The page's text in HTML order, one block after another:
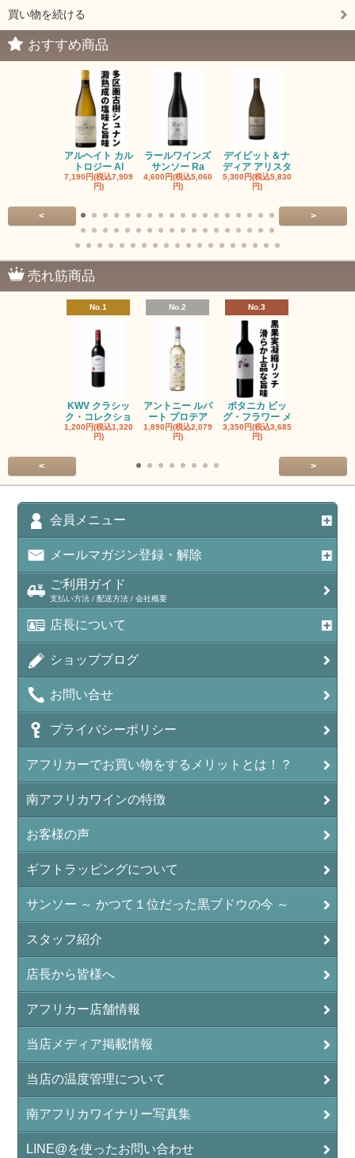
買い物を続ける
おすすめ商品
アルヘイト カル
トロジー Al
7,190円(税込7,909
円)
ラールワインズ
サンソー Ra
4,600円(税込5,060
円)
デイビット＆ナ
ディア アリスタ
5,300円(税込5,830
円)
< >
売れ筋商品
No.1
KWV クラシッ
ク・コレクショ
1,200円(税込1,320
円)
No.2
アントニー ルパ
ート プロテア
1,890円(税込2,079
円)
No.3
ボタニカ ビッ
グ・フラワー メ
3,350円(税込3,685
円)
< >
会員メニュー
メールマガジン登録・解除
ご利用ガイド
支払い方法 / 配送方法 / 会社概要
店長について
ショップブログ
お問い合せ
プライバシーポリシー
アフリカーでお買い物をするメリットとは！？
南アフリカワインの特徴
お客様の声
ギフトラッピングについて
サンソー ～ かつて１位だった黒ブドウの今 ～
スタッフ紹介
店長から皆様へ
アフリカー店舗情報
当店メディア掲載情報
当店の温度管理について
南アフリカワイナリー写真集
LINE@を使ったお問い合わせ